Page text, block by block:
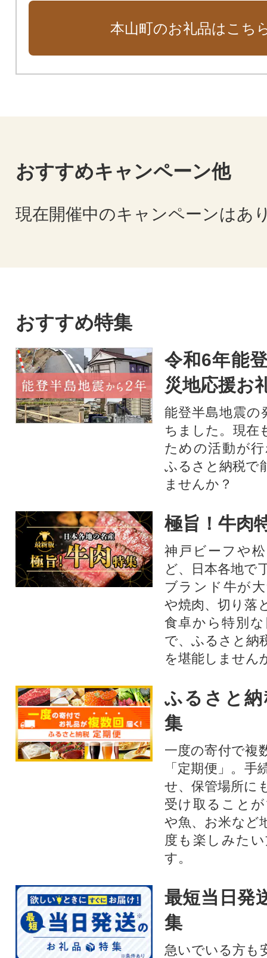
本山町のお礼品はこち
おすすめキャンペーン他
現在開催中のキャンペーンはあ
おすすめ特集
令和6年能
災地応援お
能登半島地震の
ちました。現在
ための活動が
ふるさと納税で
ませんか？
極旨！牛肉
神戸ビーフや
ど、日本各地で
ブランド牛が
や焼肉、切り落
食卓から特別
で、ふるさと納
を堪能しません
ふるさと
集
一度の寄付で複
「定期便」。
せ、保管場所に
受け取ること
や魚、お米など
度も楽しみた
す。
最短当日発
集
急いでいる方も